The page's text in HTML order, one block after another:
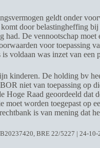
geldt onder
door belastingheffing
had. De vennootschap
voor toepassing
voldaan was inzet van een
kinderen. De holding bv
niet van toepassing
Hoge Raad geoordeeld
moet worden toegepast
is van mening dat
BRE 22/5227 | 24-10-